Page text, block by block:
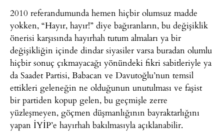
2010 referandumunda hemen hiçbir olumsuz madde
yokken, “Hayır, hayır!” diye bağıranların, bu değişiklik
önerisi karşısında hayırhah tutum almaları ya bir
değişikliğin içinde dindar siyasiler varsa buradan olumlu
hiçbir sonuç çıkmayacağı yönündeki fikri sabitleriyle ya
da Saadet Partisi, Babacan ve Davutoğlu’nun temsil
ettikleri geleneğin ne olduğunun unutulması ve faşist
bir partiden kopup gelen, bu geçmişle zerre
yüzleşmeyen, göçmen düşmanlığının bayraktarlığını
yapan İYİP’e hayırhah bakılmasıyla açıklanabilir.